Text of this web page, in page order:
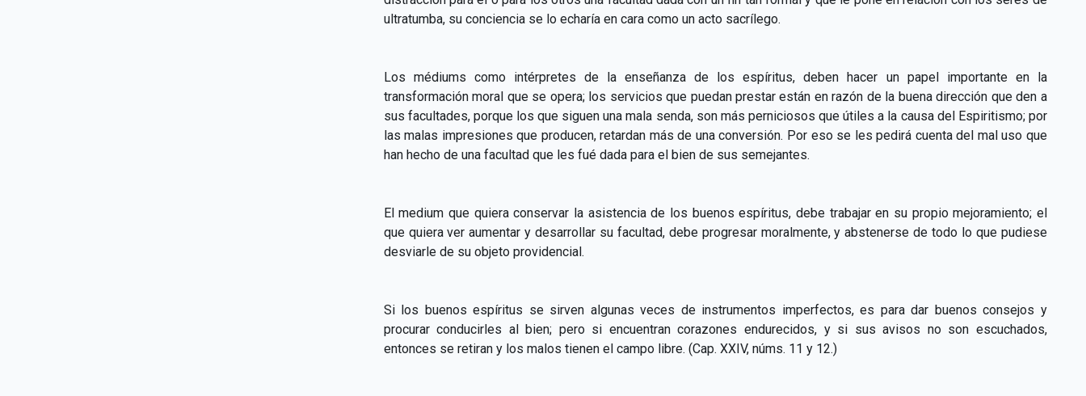
ultratumba, su conciencia se lo echaría en cara como un acto sacrílego.
Los médiums como intérpretes de la enseñanza de los espíritus, deben hacer un papel importante en la
transformación moral que se opera; los servicios que puedan prestar están en razón de la buena dirección que den a
sus facultades, porque los que siguen una mala senda, son más perniciosos que útiles a la causa del Espiritismo; por
las malas impresiones que producen, retardan más de una conversión. Por eso se les pedirá cuenta del mal uso que
han hecho de una facultad que les fué dada para el bien de sus semejantes.
El medium que quiera conservar la asistencia de los buenos espíritus, debe trabajar en su propio mejoramiento; el
que quiera ver aumentar y desarrollar su facultad, debe progresar moralmente, y abstenerse de todo lo que pudiese
desviarle de su objeto providencial.
Si los buenos espíritus se sirven algunas veces de instrumentos imperfectos, es para dar buenos consejos y
procurar conducirles al bien; pero si encuentran corazones endurecidos, y si sus avisos no son escuchados,
entonces se retiran y los malos tienen el campo libre. (Cap. XXIV, núms. 11 y 12.)